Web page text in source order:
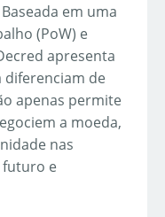
em uma
(PoW) e
apresenta
diferenciam de
apenas permite
a moeda,
nas
futuro e